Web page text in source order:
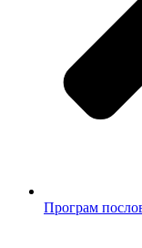
Програм